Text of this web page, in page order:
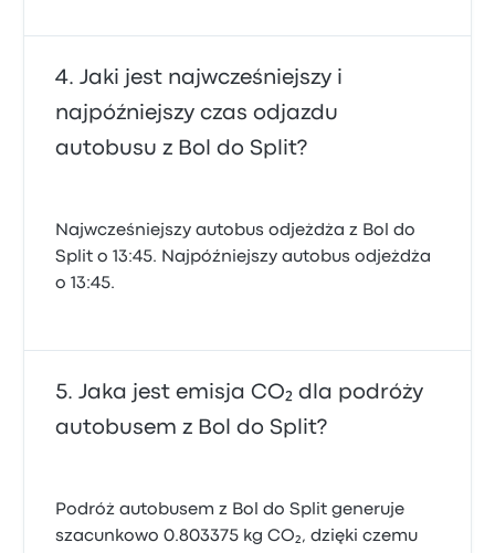
Jaki jest najwcześniejszy i
najpóźniejszy czas odjazdu
autobusu z Bol do Split?
Najwcześniejszy autobus odjeżdża z Bol do
Split o 13:45. Najpóźniejszy autobus odjeżdża
o 13:45.
Jaka jest emisja CO₂ dla podróży
autobusem z Bol do Split?
Podróż autobusem z Bol do Split generuje
szacunkowo 0.803375 kg CO₂, dzięki czemu